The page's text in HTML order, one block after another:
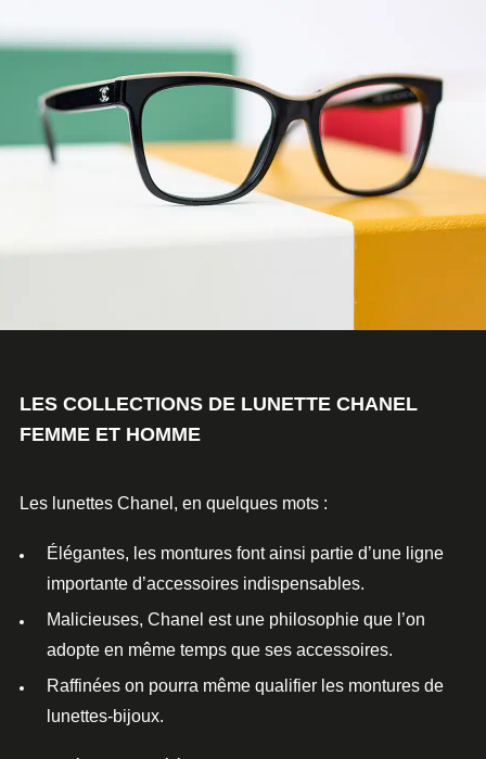
LES COLLECTIONS DE LUNETTE CHANEL
FEMME ET HOMME
Les lunettes Chanel, en quelques mots :
Élégantes, les montures font ainsi partie d’une ligne
importante d’accessoires indispensables.
Malicieuses, Chanel est une philosophie que l’on
adopte en même temps que ses accessoires.
Raffinées on pourra même qualifier les montures de
lunettes-bijoux.